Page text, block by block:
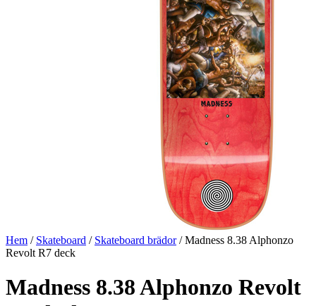
Hem / Skateboard / Skateboard brädor/ Madness 8.38 Alphonzo
Revolt R7 deck
Madness 8.38 Alphonzo Revolt